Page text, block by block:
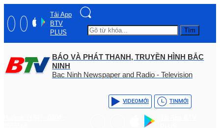
Tải App
BTV
PLUS
Tìm
BÁO VÀ PHÁT THANH, TRUYỀN HÌNH BẮC
NINH
Bac Ninh Newspaper and Radio - Television
VIDEOMỚI TINMỚI